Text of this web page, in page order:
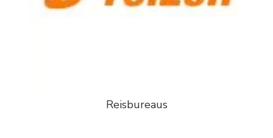
Reisbureaus